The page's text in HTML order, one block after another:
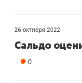
26 октября 2022
Сальдо
0